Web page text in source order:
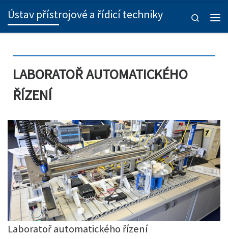
Skip to content
Ústav přístrojové a řídicí techniky
Search
LABORATOŘ AUTOMATICKÉHO
ŘÍZENÍ
Laboratoř automatického řízení